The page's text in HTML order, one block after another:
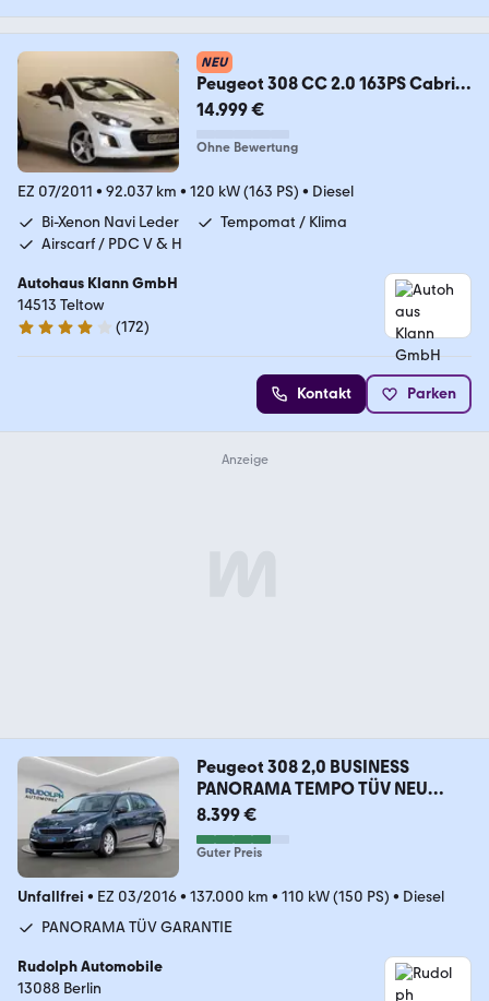
NEU
Peugeot 308 CC 2.0 163PS Cabrio
Allure Automatik 1.Hand
14.999 €
Ohne Bewertung
EZ 07/2011 • 92.037 km • 120 kW (163 PS) • Diesel
Bi-Xenon Navi Leder
Tempomat / Klima
Airscarf / PDC V & H
Autohaus Klann GmbH
14513 Teltow
4 Sterne
(172)
Kontakt Parken
Peugeot 308 2,0 BUSINESS
PANORAMA TEMPO TÜV NEU
GARANTIE
8.399 €
Guter Preis
Unfallfrei • EZ 03/2016• 137.000 km • 110 kW (150 PS) • Diesel
PANORAMA TÜV GARANTIE
Rudolph Automobile
13088 Berlin